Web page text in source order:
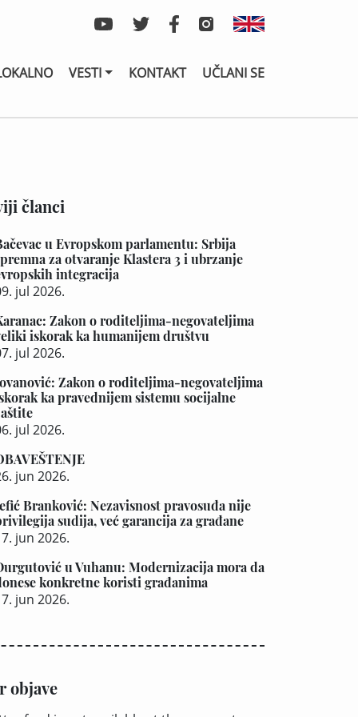
VESTI KONTAKT UČLANI SE
članci
u Evropskom parlamentu: Srbija
za otvaranje Klastera 3 i ubrzanje
integracija
jul 2026.
Zakon o roditeljima-negovateljima
iskorak ka humanijem društvu
jul 2026.
Zakon o roditeljima-negovateljima
ka pravednijem sistemu socijalne
jul 2026.
jun 2026.
Branković: Nezavisnost pravosuđa nije
sudija, već garancija za građane
jun 2026.
u Vuhanu: Modernizacija mora da
konkretne koristi građanima
jun 2026.
objave